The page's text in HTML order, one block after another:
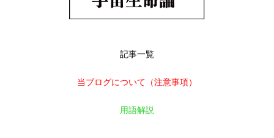
記事一覧
当ブログについて（注意事項）
用語解説